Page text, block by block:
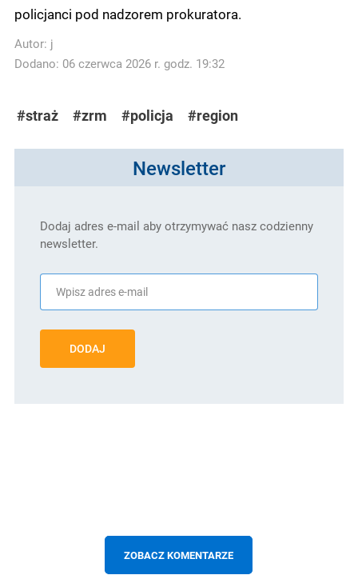
policjanci pod nadzorem prokuratora.
Autor: j
Dodano: 06 czerwca 2026 r. godz. 19:32
#straż #zrm #policja #region
Newsletter
Dodaj adres e-mail aby otrzymywać nasz codzienny
newsletter.
DODAJ
ZOBACZ KOMENTARZE